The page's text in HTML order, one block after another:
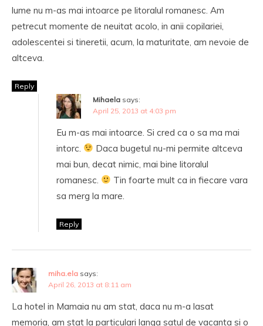
lume nu m-as mai intoarce pe litoralul romanesc. Am
petrecut momente de neuitat acolo, in anii copilariei,
adolescentei si tineretii, acum, la maturitate, am nevoie de
altceva.
Reply
Mihaela says:
April 25, 2013 at 4:03 pm
Eu m-as mai intoarce. Si cred ca o sa ma mai
intorc.
Daca bugetul nu-mi permite altceva
mai bun, decat nimic, mai bine litoralul
romanesc.
Tin foarte mult ca in fiecare vara
sa merg la mare.
Reply
miha.ela says:
April 26, 2013 at 8:11 am
La hotel in Mamaia nu am stat, daca nu m-a lasat
memoria, am stat la particulari langa satul de vacanta si o